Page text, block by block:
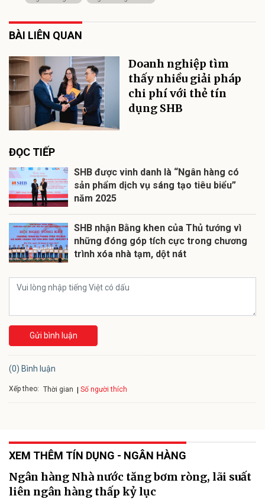
BÀI LIÊN QUAN
Doanh nghiệp tìm
thấy nhiều giải pháp
chi phí với thẻ tín
dụng SHB
ĐỌC TIẾP
SHB được vinh danh là “Ngân hàng có
sản phẩm dịch vụ sáng tạo tiêu biểu”
năm 2025
SHB nhận Bằng khen của Thủ tướng vì
những đóng góp tích cực trong chương
trình xóa nhà tạm, dột nát
Gửi bình luận
(0) Bình luận
Xếp theo: Thời gian Số người thích
XEM THÊM TÍN DỤNG - NGÂN HÀNG
Ngân hàng Nhà nước tăng bơm ròng, lãi suất
liên ngân hàng thấp kỷ lục